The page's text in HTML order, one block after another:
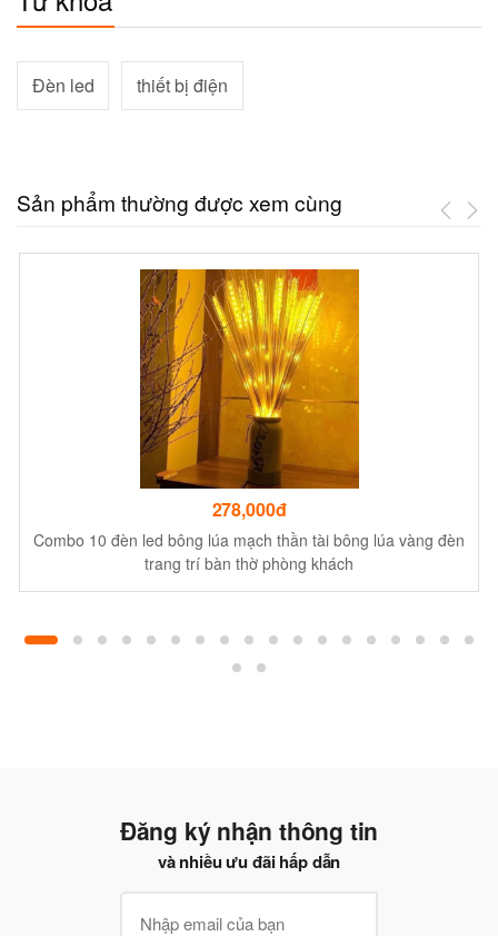
Đèn led thiết bị điện
Sản phẩm thường được xem cùng
278,000đ
Combo 10 đèn led bông lúa mạch thần tài bông lúa vàng đèn
trang trí bàn thờ phòng khách
Đăng ký nhận thông tin
và nhiều ưu đãi hấp dẫn